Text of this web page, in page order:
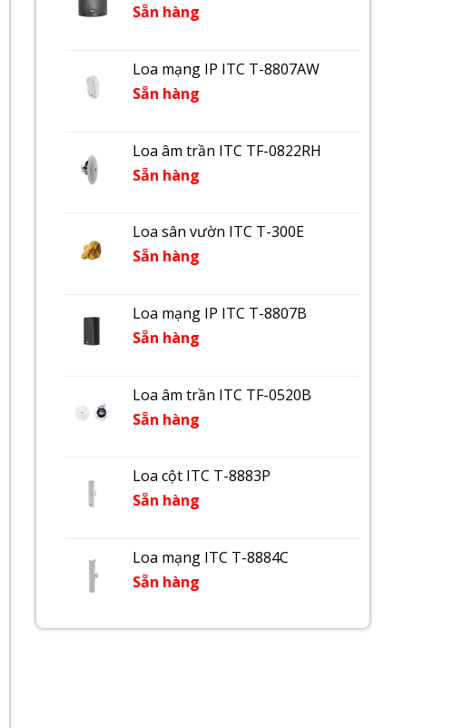
Sẵn hàng
Loa mạng IP ITC T-8807AW
Sẵn hàng
Loa âm trần ITC TF-0822RH
Sẵn hàng
Loa sân vườn ITC T-300E
Sẵn hàng
Loa mạng IP ITC T-8807B
Sẵn hàng
Loa âm trần ITC TF-0520B
Sẵn hàng
Loa cột ITC T-8883P
Sẵn hàng
Loa mạng ITC T-8884C
Sẵn hàng